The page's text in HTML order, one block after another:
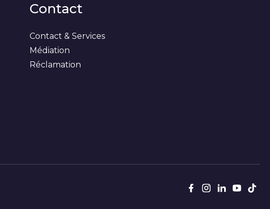
Contact
Contact & Services
Médiation
Réclamation
Facebook
Instagram
LinkedIn